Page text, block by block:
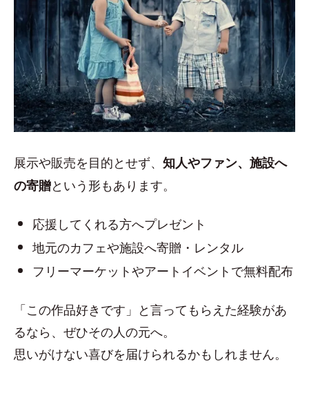
展示や販売を目的とせず、 知人やファン、施設へ
の寄贈という形もあります。
応援してくれる方へプレゼント
地元のカフェや施設へ寄贈・レンタル
フリーマーケットやアートイベントで無料配布
「この作品好きです」と言ってもらえた経験があ
るなら、ぜひその人の元へ。
思いがけない喜びを届けられるかもしれません。